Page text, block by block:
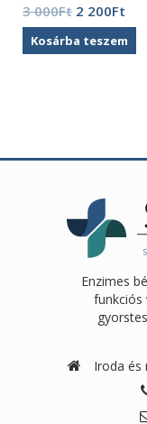
3 000Ft Original
price
was:
2 200Ft
price
is:
Kosárba teszem
Enzimes
funkciós
Iroda és